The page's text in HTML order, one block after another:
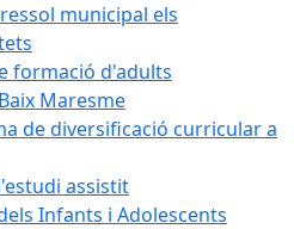
municipal els
formació d'adults
Maresme
de diversificació curricular a
assistit
Infants i Adolescents